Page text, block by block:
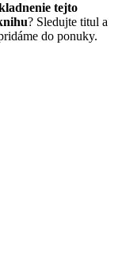
tejto
? Sledujte titul a
do ponuky.